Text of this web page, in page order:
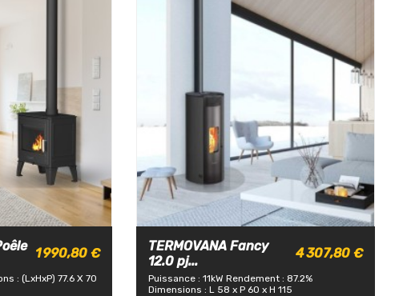
1 990,80 €
: (LxHxP) 77.6 X 70
TERMOVANA Fancy
12.0 pj...
4 307,80 €
Puissance : 11kW Rendement : 87.2%
Dimensions : L 58 x P 60 x H 115